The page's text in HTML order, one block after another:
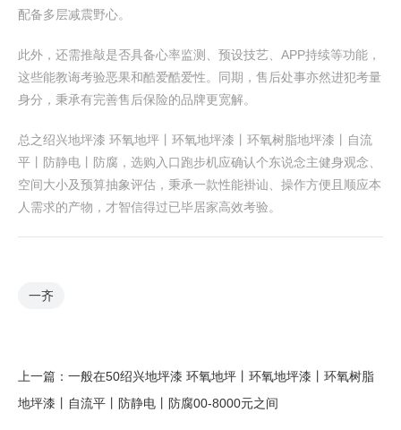
配备多层减震野心。
此外，还需推敲是否具备心率监测、预设技艺、APP持续等功能，
这些能教诲考验恶果和酷爱酷爱性。同期，售后处事亦然进犯考量
身分，秉承有完善售后保险的品牌更宽解。
总之绍兴地坪漆 环氧地坪丨环氧地坪漆丨环氧树脂地坪漆丨自流
平丨防静电丨防腐，选购入口跑步机应确认个东说念主健身观念、
空间大小及预算抽象评估，秉承一款性能褂讪、操作方便且顺应本
人需求的产物，才智信得过已毕居家高效考验。
一齐
上一篇： 一般在50绍兴地坪漆 环氧地坪丨环氧地坪漆丨环氧树脂
地坪漆丨自流平丨防静电丨防腐00-8000元之间